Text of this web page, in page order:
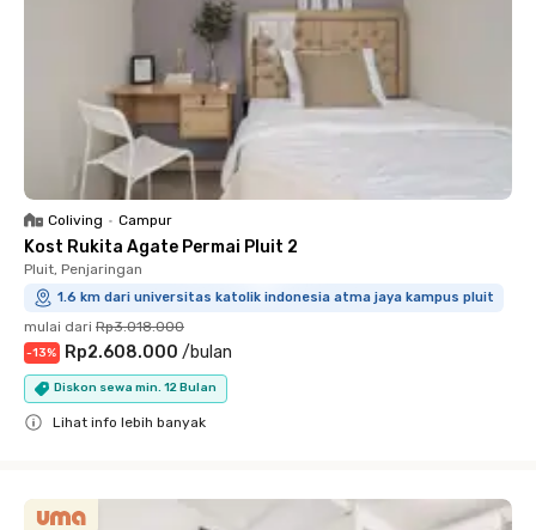
Coliving • Campur
Kost Rukita Agate Permai Pluit 2
Pluit, Penjaringan
1.6 km dari universitas katolik indonesia atma jaya kampus pluit
mulai dari Rp3.018.000
-13% Rp2.608.000 /bulan
Diskon sewa min. 12 Bulan
Lihat info lebih banyak